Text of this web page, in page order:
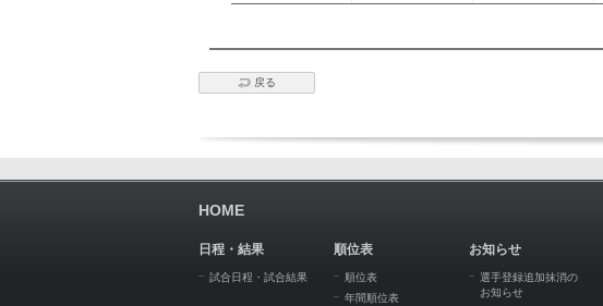
戻る
HOME
日程・結果
試合日程・試合結果
順位表
順位表
年間順位表
お知らせ
選手登録追加抹消の
お知らせ